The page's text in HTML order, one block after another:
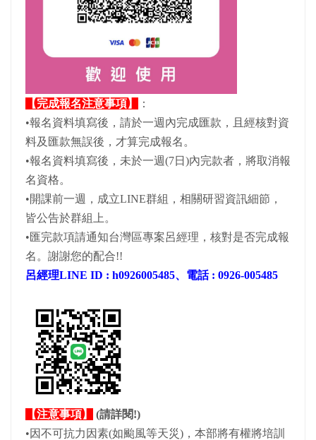
【完成報名注意事項】
：
•報名資料填寫後，請於一週內完成匯款，且經核對資
料及匯款無誤後，才算完成報名。
•報名資料填寫後，未於一週(7日)內完款者，將取消報
名資格。
•開課前一週，成立LINE群組，相關研習資訊細節，
皆公告於群組上。
•匯完款項請通知台灣區專案呂經理，核對是否完成報
名。謝謝您的配合!!
呂經理LINE ID : h0926005485、電話 : 0926-005485
【注意事項】
(請詳閱!)
•因不可抗力因素(如颱風等天災)，本部將有權將培訓